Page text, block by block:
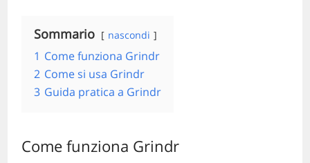
Sommario nascondi
1 Come funziona Grindr
2 Come si usa Grindr
3 Guida pratica a Grindr
Come funziona Grindr